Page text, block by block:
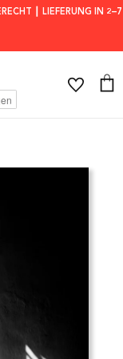
┃ LIEFERUNG IN 2–7